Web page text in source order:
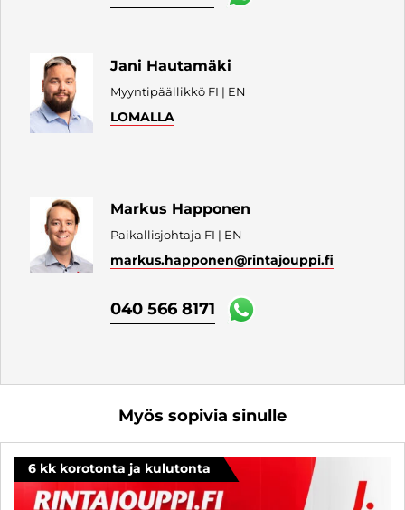
Jani Hautamäki
Myyntipäällikkö FI | EN
LOMALLA
Markus Happonen
Paikallisjohtaja FI | EN
markus.happonen@rintajouppi.fi
040 566 8171
Myös sopivia sinulle
6 kk korotonta ja kulutonta